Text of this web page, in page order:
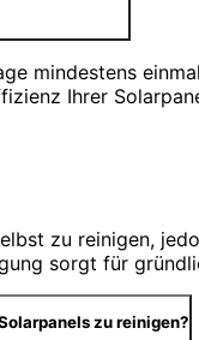
mindestens
Ihrer
zu reinigen,
sorgt für
zu reinigen?